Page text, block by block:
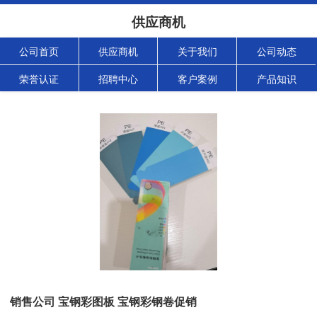
供应商机
公司首页 供应商机 关于我们 公司动态
荣誉认证 招聘中心 客户案例 产品知识
销售公司 宝钢彩图板 宝钢彩钢卷促销